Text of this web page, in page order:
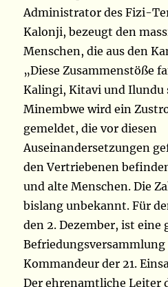
Administrator des Fizi-
Kalonji, bezeugt den
Menschen, die aus den
„Diese Zusammenstöße
Kalingi, Kitavi und Ilundu
Minembwe wird ein
gemeldet, die vor diesen
Auseinandersetzungen
den Vertriebenen
und alte Menschen. Die
bislang unbekannt. Für
den 2. Dezember, ist eine
Befriedungsversammlung
Kommandeur der 21.
Der ehrenamtliche Leiter